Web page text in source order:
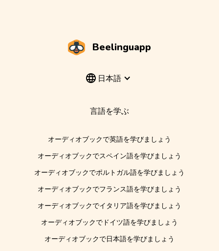
Beelinguapp
日本語
言語を学ぶ
オーディオブックで英語を学びましょう
オーディオブックでスペイン語を学びましょう
オーディオブックでポルトガル語を学びましょう
オーディオブックでフランス語を学びましょう
オーディオブックでイタリア語を学びましょう
オーディオブックでドイツ語を学びましょう
オーディオブックで日本語を学びましょう